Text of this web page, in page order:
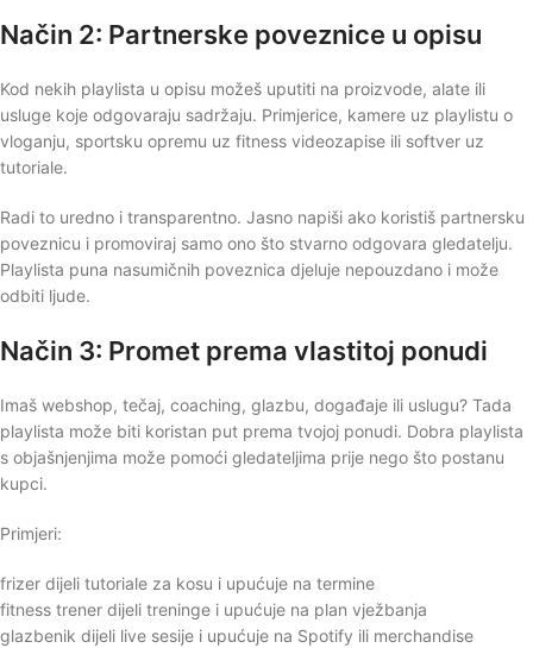
Način 2: Partnerske poveznice u opisu
Kod nekih playlista u opisu možeš uputiti na proizvode, alate ili
usluge koje odgovaraju sadržaju. Primjerice, kamere uz playlistu o
vloganju, sportsku opremu uz fitness videozapise ili softver uz
tutoriale.
Radi to uredno i transparentno. Jasno napiši ako koristiš partnersku
poveznicu i promoviraj samo ono što stvarno odgovara gledatelju.
Playlista puna nasumičnih poveznica djeluje nepouzdano i može
odbiti ljude.
Način 3: Promet prema vlastitoj ponudi
Imaš webshop, tečaj, coaching, glazbu, događaje ili uslugu? Tada
playlista može biti koristan put prema tvojoj ponudi. Dobra playlista
s objašnjenjima može pomoći gledateljima prije nego što postanu
kupci.
Primjeri:
frizer dijeli tutoriale za kosu i upućuje na termine
fitness trener dijeli treninge i upućuje na plan vježbanja
glazbenik dijeli live sesije i upućuje na Spotify ili merchandise